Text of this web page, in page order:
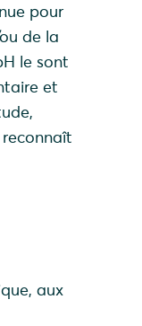
pour
de la
le sont
et
aux